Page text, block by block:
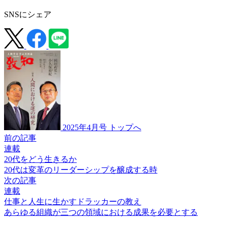
SNSにシェア
2025年4月号 トップへ
前の記事
連載
20代をどう生きるか
20代は変革のリーダーシップを醸成する時
次の記事
連載
仕事と人生に生かすドラッカーの教え
あらゆる組織が三つの領域における 成果を必要とする